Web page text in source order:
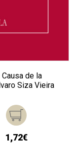
de la
Siza Vieira
1,72€